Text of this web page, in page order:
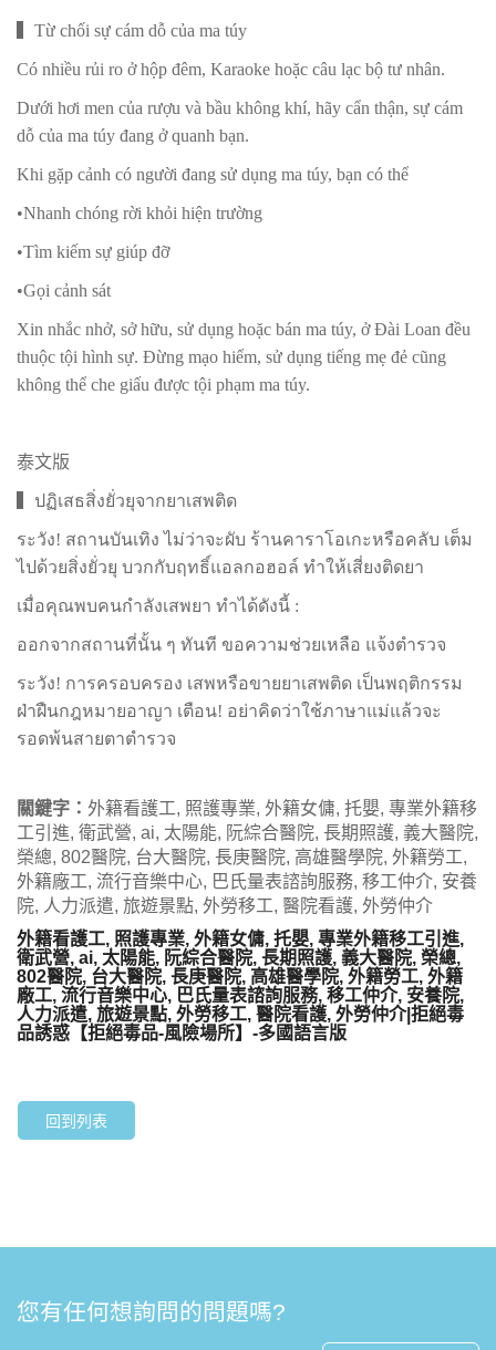
▍Từ chối sự cám dỗ của ma túy
Có nhiều rủi ro ở hộp đêm, Karaoke hoặc câu lạc bộ tư nhân.
Dưới hơi men của rượu và bầu không khí, hãy cẩn thận, sự cám
dỗ của ma túy đang ở quanh bạn.
Khi gặp cảnh có người đang sử dụng ma túy, bạn có thể
•Nhanh chóng rời khỏi hiện trường
•Tìm kiếm sự giúp đỡ
•Gọi cảnh sát
Xin nhắc nhở, sở hữu, sử dụng hoặc bán ma túy, ở Đài Loan đều
thuộc tội hình sự. Đừng mạo hiểm, sử dụng tiếng mẹ đẻ cũng
không thể che giấu được tội phạm ma túy.
泰文版
▍ปฏิเสธสิ่งยั่วยุจากยาเสพติด
ระวัง! สถานบันเทิง ไม่ว่าจะผับ ร้านคาราโอเกะหรือคลับ เต็ม
ไปด้วยสิ่งยั่วยุ บวกกับฤทธิ์แอลกอฮอล์ ทำให้เสี่ยงติดยา
เมื่อคุณพบคนกำลังเสพยา ทำได้ดังนี้ :
ออกจากสถานที่นั้น ๆ ทันที ขอความช่วยเหลือ แจ้งตำรวจ
ระวัง! การครอบครอง เสพหรือขายยาเสพติด เป็นพฤติกรรม
ฝ่าฝืนกฎหมายอาญา เตือน! อย่าคิดว่าใช้ภาษาแม่แล้วจะ
รอดพ้นสายตาตำรวจ
關鍵字： 外籍看護工, 照護專業, 外籍女傭, 托嬰, 專業外籍移
工引進, 衛武營, ai, 太陽能, 阮綜合醫院, 長期照護, 義大醫院,
榮總, 802醫院, 台大醫院, 長庚醫院, 高雄醫學院, 外籍勞工,
外籍廠工, 流行音樂中心, 巴氏量表諮詢服務, 移工仲介, 安養
院, 人力派遣, 旅遊景點, 外勞移工, 醫院看護, 外勞仲介
外籍看護工, 照護專業, 外籍女傭, 托嬰, 專業外籍移工引進,
衛武營, ai, 太陽能, 阮綜合醫院, 長期照護, 義大醫院, 榮總,
802醫院, 台大醫院, 長庚醫院, 高雄醫學院, 外籍勞工, 外籍
廠工, 流行音樂中心, 巴氏量表諮詢服務, 移工仲介, 安養院,
人力派遣, 旅遊景點, 外勞移工, 醫院看護, 外勞仲介|拒絕毒
品誘惑【拒絕毒品-風險場所】-多國語言版
回到列表
您有任何想詢問的問題嗎?